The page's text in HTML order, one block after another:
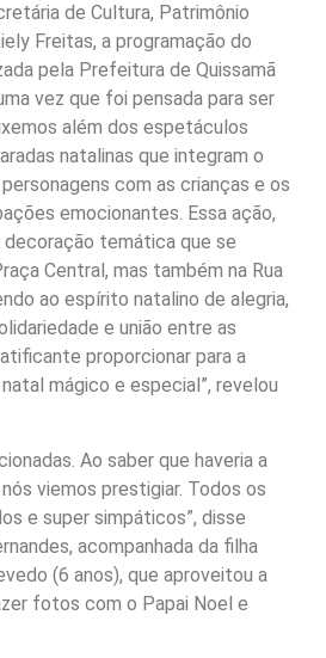
de Cultura, Patrimônio
Freitas, a programação do
pela Prefeitura de Quissamã
vez que foi pensada para ser
além dos espetáculos
natalinas que integram o
com as crianças e os
emocionantes. Essa ação,
temática que se
Central, mas também na Rua
ao espírito natalino de alegria,
e união entre as
proporcionar para a
mágico e especial”, revelou
Ao saber que haveria a
viemos prestigiar. Todos os
e super simpáticos”, disse
acompanhada da filha
(6 anos), que aproveitou a
fotos com o Papai Noel e